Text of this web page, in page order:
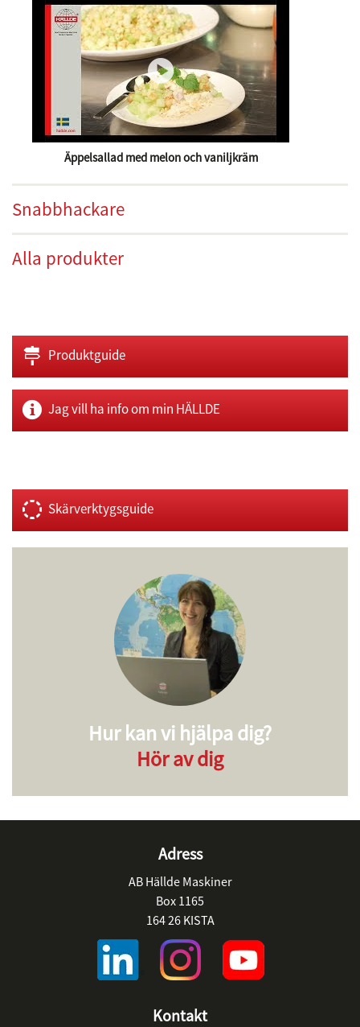
Äppelsallad med melon och vaniljkräm
Snabbhackare
Alla produkter
Produktguide
Jag vill ha info om min HÄLLDE
Skärverktygsguide
Hur kan vi hjälpa dig?
Hör av dig
Adress
AB Hällde Maskiner
Box 1165
164 26 KISTA
Kontakt